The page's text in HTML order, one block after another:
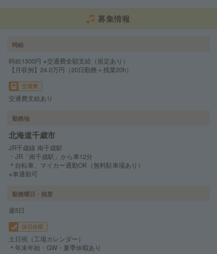
募集情報
時給
時給1300円 ※交通費全額支給（規定あり）
【月収例】24.0万円（20日勤務＋残業20h）
交通費
交通費支給あり
勤務地
北海道千歳市
JR千歳線 南千歳駅
・JR「南千歳駅」から車12分
＊自転車、マイカー通勤OK（無料駐車場あり）
※車通勤可
勤務曜日・頻度
週5日
休日休暇
土日祝（工場カレンダー）
＊年末年始・GW・夏季休暇あり